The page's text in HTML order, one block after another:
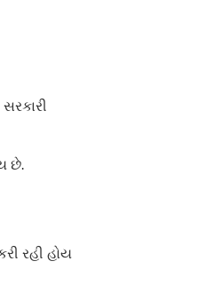
છે.
રહી હોય